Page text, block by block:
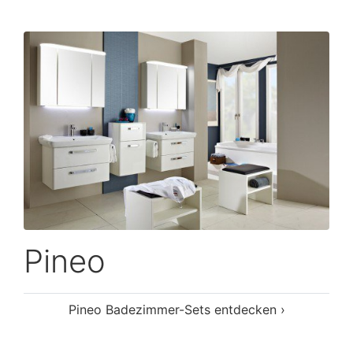
Pineo
Pineo Badezimmer-Sets entdecken ›